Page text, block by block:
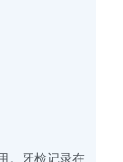
。牙检记录在